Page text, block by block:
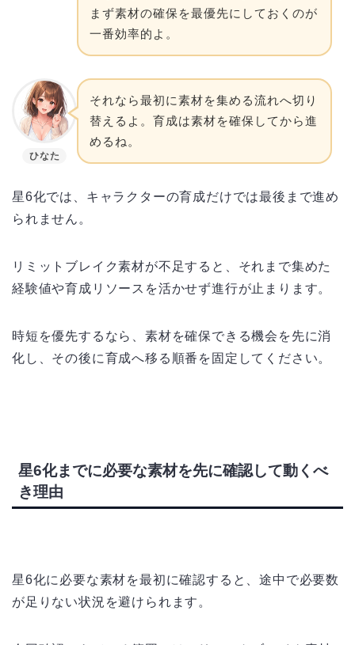
まず素材の確保を最優先にしておくのが
一番効率的よ。
ひなた
それなら最初に素材を集める流れへ切り
替えるよ。育成は素材を確保してから進
めるね。
星6化では、キャラクターの育成だけでは最後まで進め
られません。
リミットブレイク素材が不足すると、それまで集めた
経験値や育成リソースを活かせず進行が止まります。
時短を優先するなら、素材を確保できる機会を先に消
化し、その後に育成へ移る順番を固定してください。
星6化までに必要な素材を先に確認して動くべ
き理由
星6化に必要な素材を最初に確認すると、途中で必要数
が足りない状況を避けられます。